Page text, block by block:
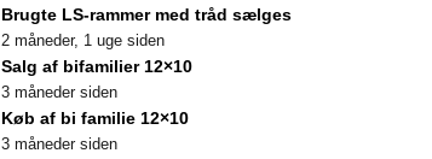
Brugte LS-rammer med tråd sælges
2 måneder, 1 uge siden
Salg af bifamilier 12×10
3 måneder siden
Køb af bi familie 12×10
3 måneder siden